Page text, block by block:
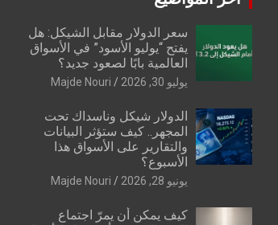
سعر الدولار مقابل الشيكل: هل
يفتح “يوليو الأسود” في الأسواق
العالمية بابًا لصعود جديد؟
يوليو 30, 2026 Majde Nouri
الدولار شيكل وناسداك تحت
المجهر.. كيف ستؤثر البيانات
والتقارير على الأسواق هذا
الأسبوع؟
يونيو 28, 2026 Majde Nouri
كيف يمكن أن يمرّ اجتماع